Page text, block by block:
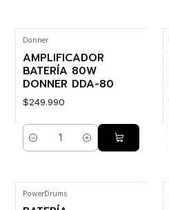
Donner
AMPLIFICADOR
BATERÍA 80W
DONNER DDA-80
$249.990
Cantidad
PowerDrums